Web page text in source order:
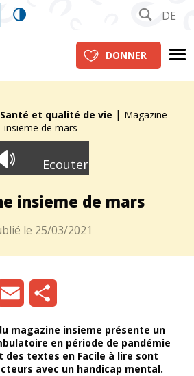
DE
DONNER
Santé et qualité de vie | Magazine
insieme de mars
Ecouter
insieme de mars
le 25/03/2021
magazine insieme présente un
en période de pandémie
textes en Facile à lire sont
avec un handicap mental.